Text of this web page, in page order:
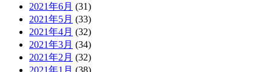
2021年6月 (31)
2021年5月 (33)
2021年4月 (32)
2021年3月 (34)
2021年2月 (32)